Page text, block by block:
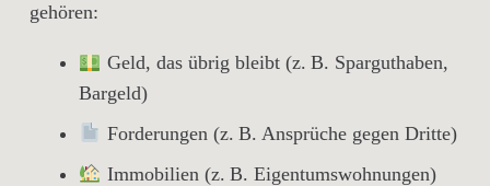
gehören:
Geld, das übrig bleibt (z. B. Sparguthaben,
Bargeld)
Forderungen(z. B. Ansprüche gegen Dritte)
Immobilien(z. B. Eigentumswohnungen)